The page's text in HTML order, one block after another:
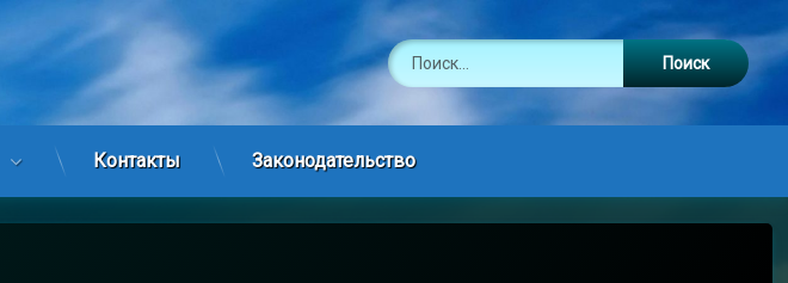
Найти:
Контакты Законодательство